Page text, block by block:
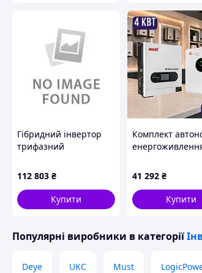
Гібридний інвертор
трифазний
Felicity IVGM15KLP3G1
15kW,48V MPPT(160-
650) 280A
112 803 ₴
Купити
Комплект
кВт, 24 V + Felicity
FLA24100 25.6V
41 292 ₴
Купити
Популярні виробники в категорії
Deye UKC Must